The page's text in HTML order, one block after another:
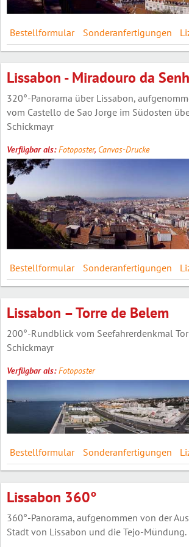
Bestellformular Sonderanfertigungen
Lissabon - Miradouro da
320°-Panorama über Lissabon,
vom Castello de Sao Jorge im Südosten
Schickmayr
Verfügbar als:Fotoposter, Canvas-Drucke
Bestellformular Sonderanfertigungen
Lissabon – Torre de Belem
200°-Rundblick vom Seefahrerdenkmal
Schickmayr
Verfügbar als:Fotoposter
Bestellformular Sonderanfertigungen
Lissabon 360°
360°-Panorama, aufgenommen von der
Stadt von Lissabon und die Tejo-Mündung.